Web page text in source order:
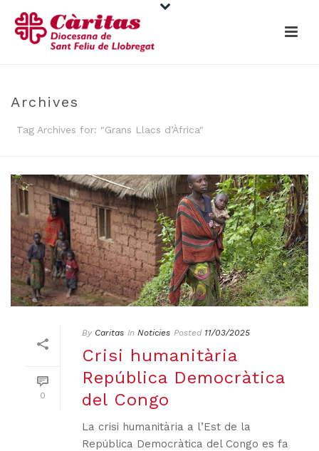
Archives
Tag Archives for: "Grans Llacs d’Àfrica"
0
By Caritas In Noticies Posted 11/03/2025
Crisi humanitària
República Democràtica
del Congo
La crisi humanitària a l’Est de la
República Democràtica del Congo es fa